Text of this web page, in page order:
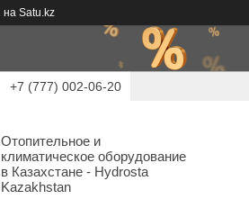
на Satu.kz
+7 (777) 002-06-20
Отопительное и
климатическое оборудование
в Казахстане - Hydrosta
Kazakhstan